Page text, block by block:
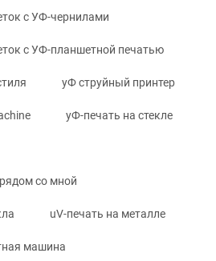
с УФ-чернилами
с УФ-планшетной печатью
уФ струйный принтер
уФ-печать на стекле
со мной
uV-печать на металле
машина